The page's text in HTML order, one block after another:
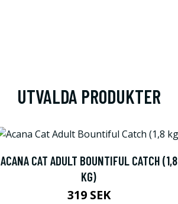
UTVALDA PRODUKTER
ACANA CAT ADULT BOUNTIFUL CATCH (1,8
KG)
319 SEK